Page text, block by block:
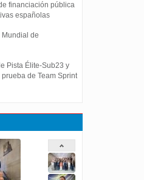
financiación pública
españolas
de
Pista Élite-Sub23 y
de Team Sprint